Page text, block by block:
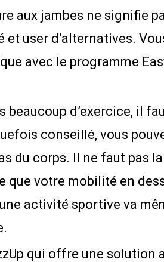
aux jambes ne signifie
user d’alternatives.
avec le programme
d’exercice, il
conseillé, vous
du corps. Il ne faut pas
que votre mobilité en
activité sportive va
qui offre une